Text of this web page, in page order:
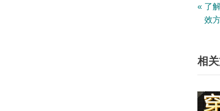
文
导
航
P
r
i
s
了
效
相